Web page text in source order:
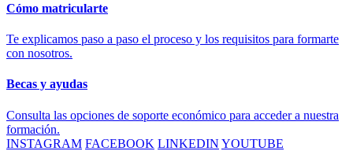
Cómo matricularte
Te explicamos paso a paso el proceso y los requisitos para formarte
con nosotros.
Becas y ayudas
Consulta las opciones de soporte económico para acceder a nuestra
formación.
INSTAGRAM FACEBOOK LINKEDIN YOUTUBE